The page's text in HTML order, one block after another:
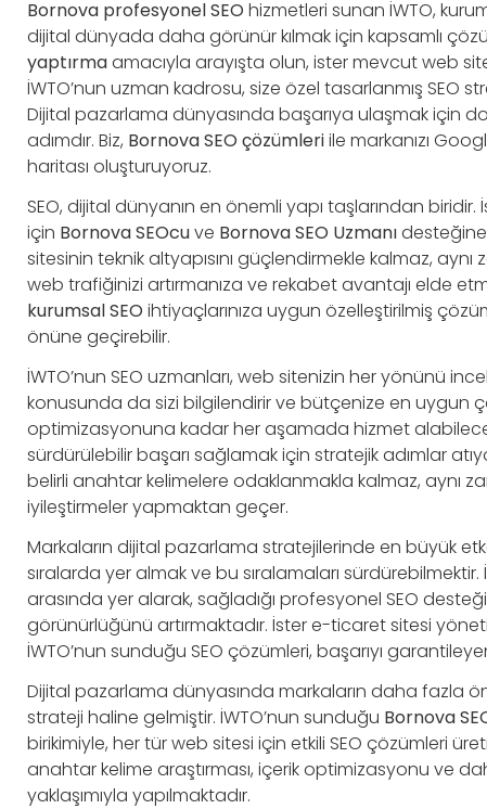
Bornova profesyonel SEO hizmetleri sunan İWTO,
dijital dünyada daha görünür kılmak için kapsamlı
yaptırmaamacıyla arayışta olun, ister mevcut web
İWTO’nun uzman kadrosu, size özel tasarlanmış SEO
Dijital pazarlama dünyasında başarıya ulaşmak için
adımdır. Biz, Bornova SEO çözümleriile markanızı
haritası oluşturuyoruz.
SEO, dijital dünyanın en önemli yapı taşlarından
için Bornova SEOcuve Bornova SEO Uzmanıdesteğine
sitesinin teknik altyapısını güçlendirmekle kalmaz,
web trafiğinizi artırmanıza ve rekabet avantajı elde
kurumsal SEO ihtiyaçlarınıza uygun özelleştirilmiş
önüne geçirebilir.
İWTO’nun SEO uzmanları, web sitenizin her yönünü
konusunda da sizi bilgilendirir ve bütçenize en uygun
optimizasyonuna kadar her aşamada hizmet
sürdürülebilir başarı sağlamak için stratejik adımlar
belirli anahtar kelimelere odaklanmakla kalmaz, aynı
iyileştirmeler yapmaktan geçer.
Markaların dijital pazarlama stratejilerinde en büyük
sıralarda yer almak ve bu sıralamaları sürdürebilmektir.
arasında yer alarak, sağladığı profesyonel SEO
görünürlüğünü artırmaktadır. İster e-ticaret sitesi
İWTO’nun sunduğu SEO çözümleri, başarıyı
Dijital pazarlama dünyasında markaların daha fazla
strateji haline gelmiştir. İWTO’nun sunduğu Bornova
birikimiyle, her tür web sitesi için etkili SEO çözümleri
anahtar kelime araştırması, içerik optimizasyonu ve
yaklaşımıyla yapılmaktadır.